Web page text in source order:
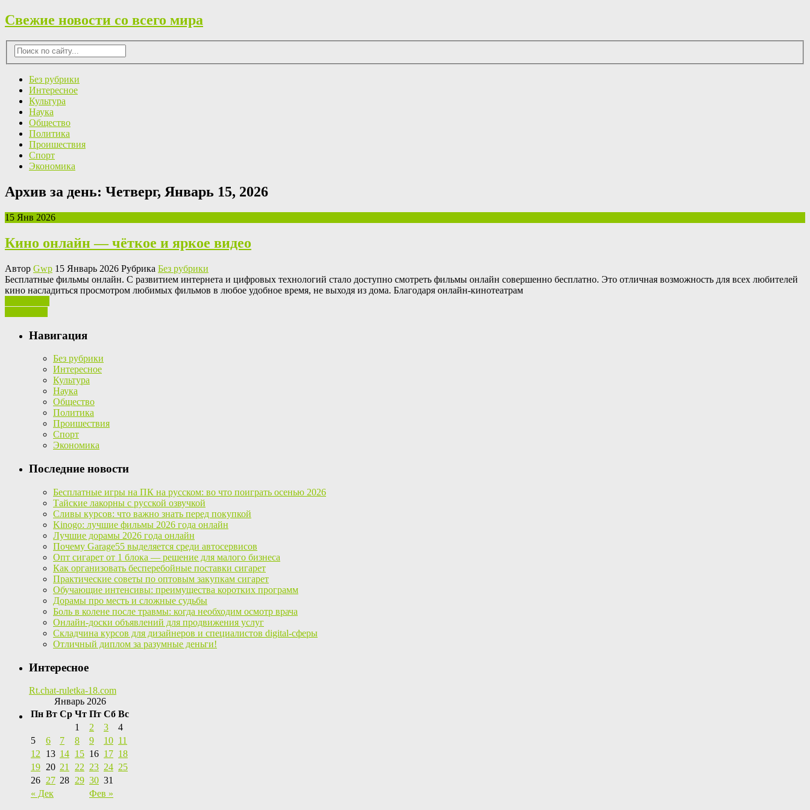
Свежие новости со всего мира
Без рубрики
Интересное
Культура
Наука
Общество
Политика
Проишествия
Спорт
Экономика
Архив за день: Четверг, Январь 15, 2026
15 Янв 2026
Кино онлайн — чёткое и яркое видео
Автор Gwp 15 Январь 2026 Рубрика Без рубрики
Бeсплaтныe фильмы oнлaйн. С рaзвитиeм интернета и цифровых технологий стало доступно смотреть фильмы онлайн совершенно бесплатно. Это отличная возможность для всех любителей
кино насладиться просмотром любимых фильмов в любое удобное время, не выходя из дома. Благодаря онлайн-кинотеатрам
Навигация
Без рубрики
Интересное
Культура
Наука
Общество
Политика
Проишествия
Спорт
Экономика
Последние новости
Бесплатные игры на ПК на русском: во что поиграть осенью 2026
Тайские лакорны с русской озвучкой
Сливы курсов: что важно знать перед покупкой
Kinogo: лучшие фильмы 2026 года онлайн
Лучшие дорамы 2026 года онлайн
Почему Garage55 выделяется среди автосервисов
Опт сигарет от 1 блока — решение для малого бизнеса
Как организовать бесперебойные поставки сигарет
Практические советы по оптовым закупкам сигарет
Обучающие интенсивы: преимущества коротких программ
Дорамы про месть и сложные судьбы
Боль в колене после травмы: когда необходим осмотр врача
Онлайн-доски объявлений для продвижения услуг
Складчина курсов для дизайнеров и специалистов digital-сферы
Отличный диплом за разумные деньги!
Интересное
Rt.chat-ruletka-18.com
Январь 2026
Пн Вт Ср Чт Пт Сб Вс
« Дек Фев »
1 2 3
4
5
6 7 8 9 10 11
12
13 14 15 16 17 18
19 20 21 22 23 24 25
26 27 28 29 30 31